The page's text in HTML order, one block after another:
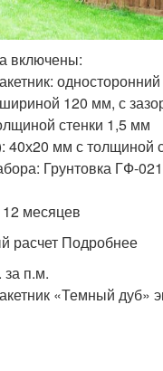
включены:
120 мм, с
стенки 1,5 мм
40х20 мм с толщиной
Грунтовка ГФ-021
месяцев
расчет Подробнее
за п.м.
«Темный дуб»